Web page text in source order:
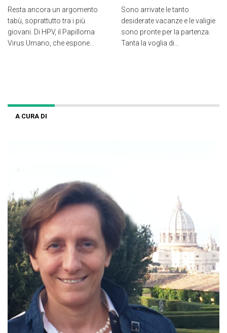
Resta ancora un argomento
tabù, soprattutto tra i più
giovani. Di HPV, il Papilloma
Virus Umano, che espone...
Sono arrivate le tanto
desiderate vacanze e le valigie
sono pronte per la partenza.
Tanta la voglia di...
A CURA DI